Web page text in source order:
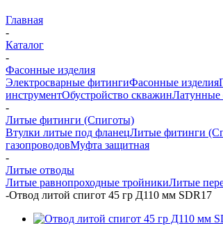
Главная
-
Каталог
-
Фасонные изделия
Электросварные фитингиФасонные изделия
инструментОбустройство скважинЛатунные
-
Литые фитинги (Спиготы)
Втулки литые под фланецЛитые фитинги
газопроводовМуфта защитная
-
Литые отводы
Литые равнопроходные тройникиЛитые
-Отвод литой спигот 45 гр Д110 мм SDR17